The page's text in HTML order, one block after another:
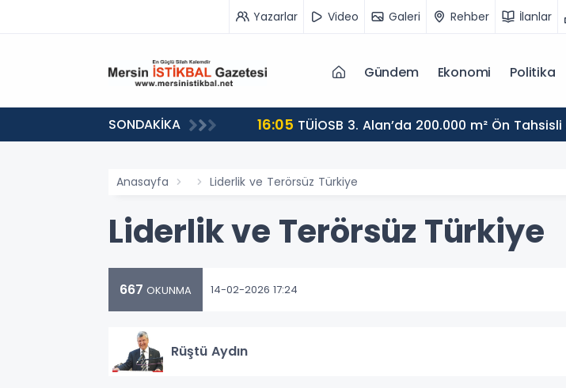
Yazarlar Video Galeri Rehber İlanlar
Gündem Ekonomi Politika
SONDAKİKA 16:05 TÜİOSB 3. Alan’da 200.000 m² Ön
Anasayfa Liderlik ve Terörsüz Türkiye
Liderlik ve Terörsüz Türkiye
667 OKUNMA 14-02-2026 17:24
Rüştü Aydın